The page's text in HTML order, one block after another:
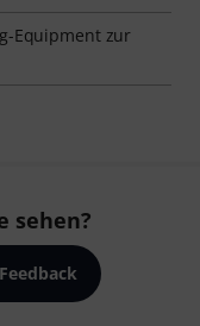
Equipment zur
sehen?